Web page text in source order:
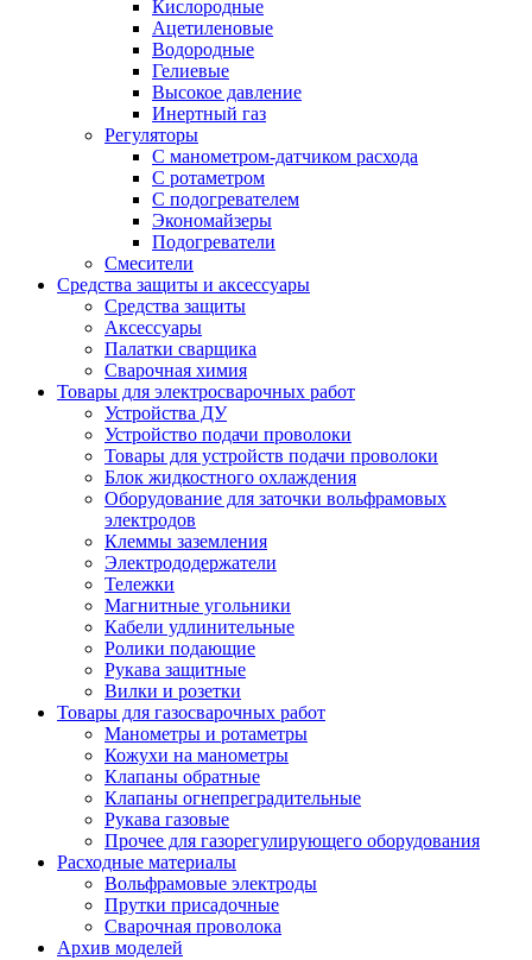
Кислородные
Ацетиленовые
Водородные
Гелиевые
Высокое давление
Инертный газ
Регуляторы
С манометром-датчиком расхода
С ротаметром
С подогревателем
Экономайзеры
Подогреватели
Смесители
Средства защиты и аксессуары
Средства защиты
Аксессуары
Палатки сварщика
Сварочная химия
Товары для электросварочных работ
Устройства ДУ
Устройство подачи проволоки
Товары для устройств подачи проволоки
Блок жидкостного охлаждения
Оборудование для заточки вольфрамовых
электродов
Клеммы заземления
Электрододержатели
Тележки
Магнитные угольники
Кабели удлинительные
Ролики подающие
Рукава защитные
Вилки и розетки
Товары для газосварочных работ
Манометры и ротаметры
Кожухи на манометры
Клапаны обратные
Клапаны огнепреградительные
Рукава газовые
Прочее для газорегулирующего оборудования
Расходные материалы
Вольфрамовые электроды
Прутки присадочные
Сварочная проволока
Архив моделей